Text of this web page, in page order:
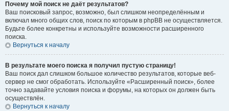
Почему мой поиск не даёт результатов?
Ваш поисковый запрос, возможно, был слишком неопределённым и
включал много общих слов, поиск по которым в phpBB не осуществляется.
Будьте более конкретны и используйте возможности расширенного
поиска.
Вернуться к началу
В результате моего поиска я получил пустую страницу!
Ваш поиск дал слишком большое количество результатов, которые веб-
сервер не смог обработать. Используйте «Расширенный поиск», более
точно задавайте условия поиска и форумы, на которых он должен быть
осуществлён.
Вернуться к началу